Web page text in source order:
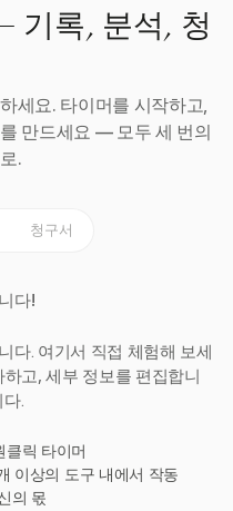
기록, 분석, 청
세요. 타이머를 시작하고,
만드세요 — 모두 세 번의
.
청구서
다!
다. 여기서 직접 체험해 보세
고, 세부 정보를 편집합니
.
클릭 타이머
이상의 도구 내에서 작동
의 몫